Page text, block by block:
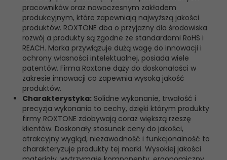
pracowników oraz nowoczesnym zakładem
produkcyjnym, które zapewniają najwyższą jakości
produktów. ROXTONE dba o przyjazny dla środowiska
rozwój a produkty są zgodne ze standardami RoHS i
REACH. Marka przywiązuje dużą wagę do innowacji i
ochrony własności intelektualnej, posiada wiele
patentów. Firma Roxtone dąży do doskonałości w
zakresie innowacji co zapewnia wysoką jakość
produktów.
Charakterystyka: Solidne wykonanie, trwałość i
precyzja wykonania to cechy, dzięki którym produkty
firmy ROXTONE zdobywają coraz większą rzeszę
klientów. Doskonały stosunek ceny do jakości,
atrakcyjny wygląd, niezawodność i funkcjonalność to
charakteryzuje produkty tej marki. Wysokiej jakości